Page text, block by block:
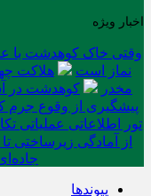
اخبار ویژه
وقتی خاک کوهدشت با
نماز است
مخدر
کوهدشت در
پیشگیری از وقوع جرم
تور اطلاعاتی عملیاتی
از آمادگی زیرساختی
پیوندها